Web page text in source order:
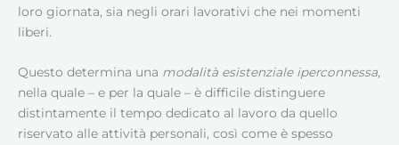
loro giornata, sia negli orari lavorativi che nei momenti
liberi.
Questo determina una modalità esistenziale iperconnessa,
nella quale – e per la quale – è difficile distinguere
distintamente il tempo dedicato al lavoro da quello
riservato alle attività personali, così come è spesso